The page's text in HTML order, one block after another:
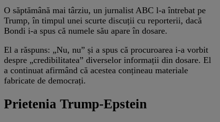
O săptămână mai târziu, un jurnalist ABC l-a întrebat pe
Trump, în timpul unei scurte discuții cu reporterii, dacă
Bondi i-a spus că numele său apare în dosare.
El a răspuns: „Nu, nu” și a spus că procuroarea i-a vorbit
despre „credibilitatea” diverselor informații din dosare. El
a continuat afirmând că acestea conțineau materiale
fabricate de democrați.
Prietenia Trump-Epstein